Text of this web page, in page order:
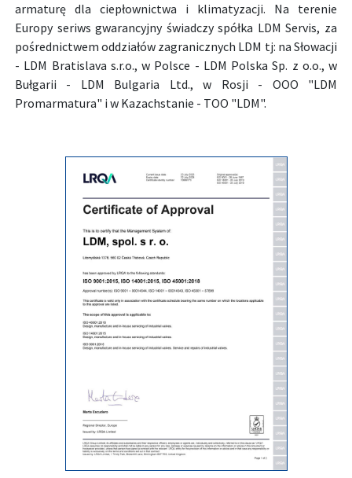
armaturę dla ciepłownictwa i klimatyzacji. Na terenie
Europy seriws gwarancyjny świadczy spółka LDM Servis, za
pośrednictwem oddziałów zagranicznych LDM tj: na Słowacji
- LDM Bratislava s.r.o., w Polsce - LDM Polska Sp. z o.o., w
Bułgarii - LDM Bulgaria Ltd., w Rosji - OOO "LDM
Promarmatura" i w Kazachstanie - TOO "LDM".